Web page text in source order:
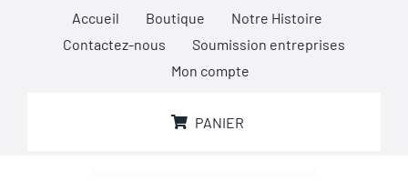
Accueil Boutique
Notre Histoire
Contactez-nous
Soumission entreprises
Mon compte
PANIER